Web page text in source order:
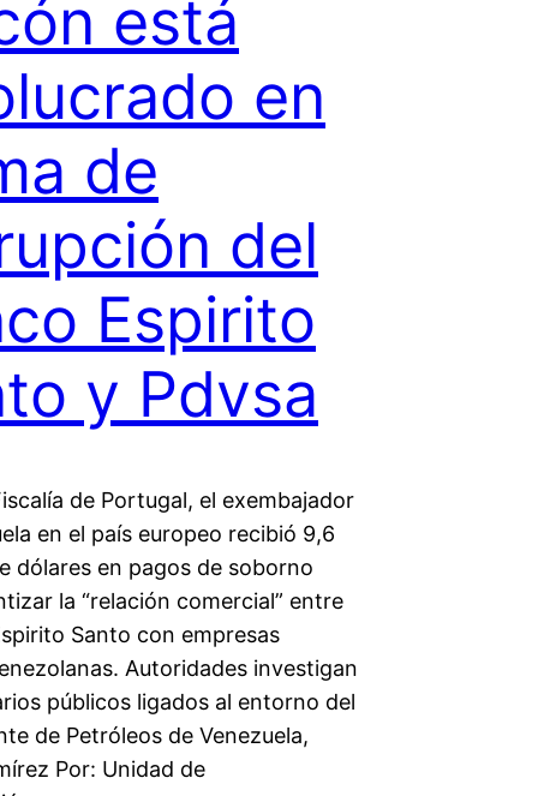
está
en
de
del
Espirito
y Pdvsa
de Portugal, el exembajador
en el país europeo recibió 9,6
dólares en pagos de soborno
la “relación comercial” entre
Santo con empresas
Autoridades investigan
públicos ligados al entorno del
de Petróleos de Venezuela,
Por: Unidad de